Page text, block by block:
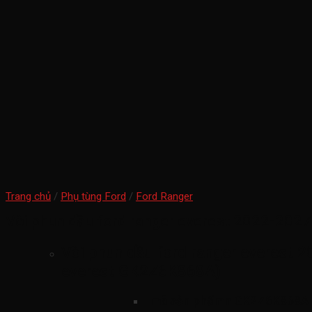
Trang chủ / Phụ tùng Ford / Ford Ranger